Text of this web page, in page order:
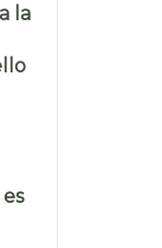
la